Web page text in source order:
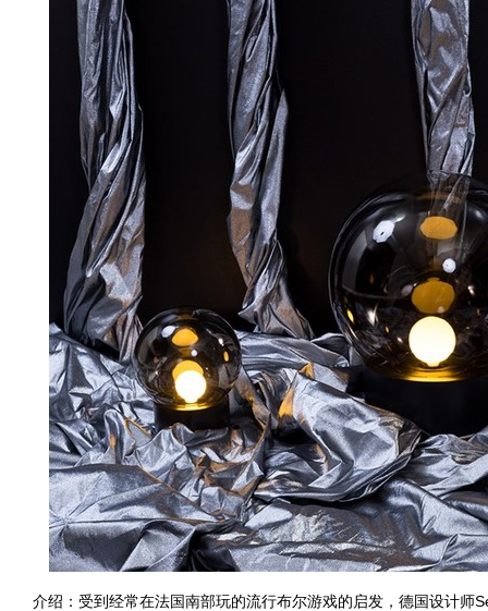
介绍：受到经常在法国南部玩的流行布尔游戏的启发，德国设计